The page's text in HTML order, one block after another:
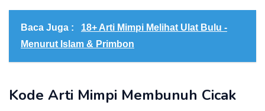
Baca Juga :
18+ Arti Mimpi Melihat Ulat Bulu -
Menurut Islam & Primbon
Kode Arti Mimpi Membunuh Cicak